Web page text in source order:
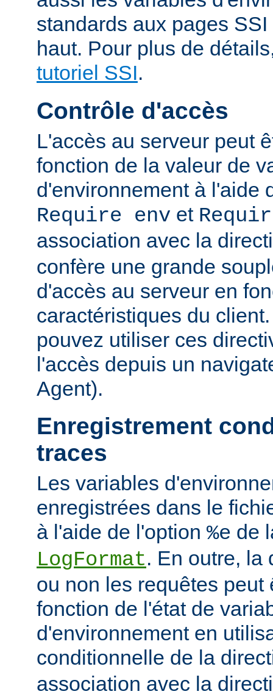
standards aux pages
haut. Pour plus de
tutoriel SSI.
Contrôle d'accès
L'accès au serveur peut
fonction de la valeur de
d'environnement à l'aide
Require env et
association avec la
confère une grande
d'accès au serveur en
caractéristiques du
pouvez utiliser ces
l'accès depuis un
Agent).
Enregistrement
traces
Les variables
enregistrées dans le
à l'aide de l'option %e de
LogFormat. En outre, la
ou non les requêtes peut
fonction de l'état de
d'environnement en
conditionnelle de la
association avec la